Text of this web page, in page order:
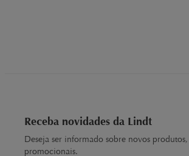
Receba novidades da Lindt
Deseja ser informado sobre novos
promocionais.